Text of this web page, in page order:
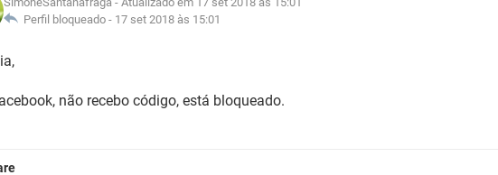
Perfil bloqueado - 17 set 2018 às 15:01
não recebo código, está bloqueado.